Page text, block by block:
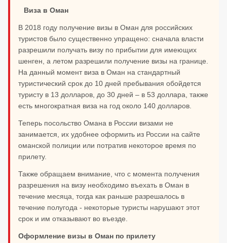
Виза в Оман
В 2018 году получение визы в Оман для российских
туристов было существенно упращено: сначала власти
разрешили получать визу по прибытии для имеющих
шенген, а летом разрешили получение визы на границе.
На данный момент виза в Оман на стандартный
туристический срок до 10 дней пребывания обойдется
туристу в 13 долларов, до 30 дней – в 53 доллара, также
есть многократная виза на год около 140 долларов.
Теперь посольство Омана в России визами не
занимается, их удобнее оформить из России на сайте
оманской полиции или потратив некоторое время по
прилету.
Также обращаем внимание, что с момента получения
разрешения на визу необходимо въехать в Оман в
течение месяца, тогда как раньше разрешалось в
течение полугода - некоторые туристы нарушают этот
срок и им отказывают во въезде.
Оформление визы в Оман по прилету